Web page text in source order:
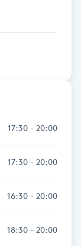
17:30 - 20:00
17:30 - 20:00
16:30 - 20:00
18:30 - 20:00